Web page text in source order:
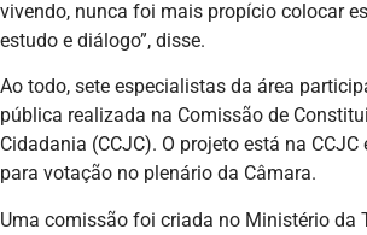
vivendo, nunca foi mais propício colocar
estudo e diálogo”, disse.
Ao todo, sete especialistas da área
pública realizada na Comissão de
Cidadania (CCJC). O projeto está na CCJC
para votação no plenário da Câmara.
Uma comissão foi criada no Ministério da